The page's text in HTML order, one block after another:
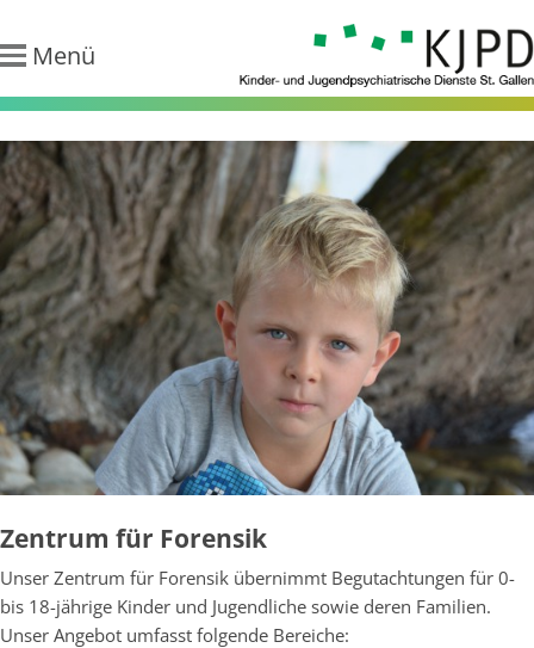
Menü
KJPD - Kinder-
und
Dienste St.
Gallen
Zentrum für Forensik
Unser Zentrum für Forensik übernimmt Begutachtungen für 0-
bis 18-jährige Kinder und Jugendliche sowie deren Familien.
Unser Angebot umfasst folgende Bereiche: